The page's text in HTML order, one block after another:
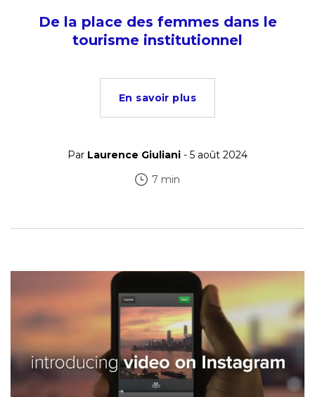
De la place des femmes dans le
tourisme institutionnel
En savoir plus
Par Laurence Giuliani - 5 août 2024
7 min